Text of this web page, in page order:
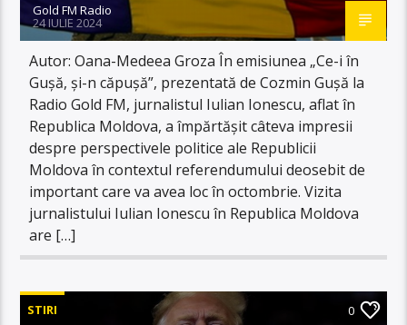
Gold FM Radio
24 IULIE 2024
Autor: Oana-Medeea Groza În emisiunea „Ce-i în
Gușă, și-n căpușă”, prezentată de Cozmin Gușă la
Radio Gold FM, jurnalistul Iulian Ionescu, aflat în
Republica Moldova, a împărtășit câteva impresii
despre perspectivele politice ale Republicii
Moldova în contextul referendumului deosebit de
important care va avea loc în octombrie. Vizita
jurnalistului Iulian Ionescu în Republica Moldova
are […]
STIRI 0